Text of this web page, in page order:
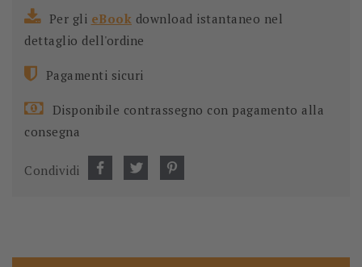
Per gli eBook download istantaneo nel
dettaglio dell'ordine
Pagamenti sicuri
Disponibile contrassegno con pagamento alla
consegna
Condividi